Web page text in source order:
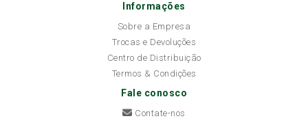
Informações
Sobre a Empresa
Trocas e Devoluções
Centro de Distribuição
Termos & Condições
Fale conosco
Contate-nos